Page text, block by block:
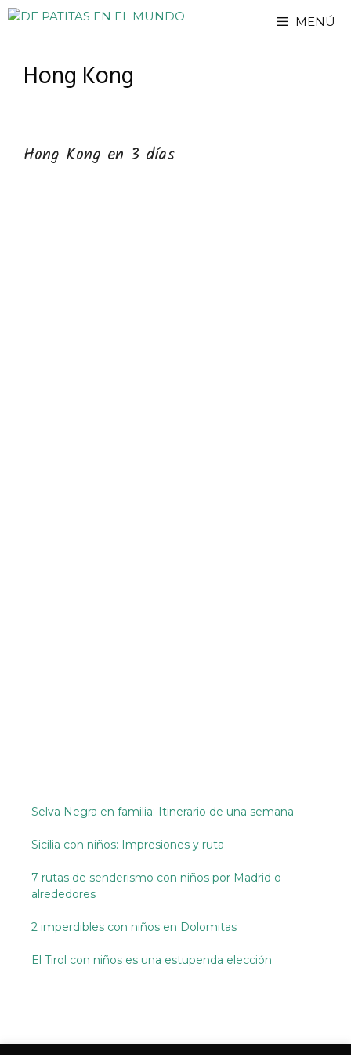
Saltar
MENÚ
Hong Kong
Hong Kong en 3 días
Selva Negra en familia: Itinerario de una semana
Sicilia con niños: Impresiones y ruta
7 rutas de senderismo con niños por Madrid o
alrededores
2 imperdibles con niños en Dolomitas
El Tirol con niños es una estupenda elección